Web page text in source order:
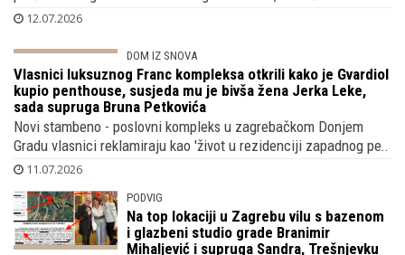
vodi Siniša Krajač, kojeg Uskok izviđa
Novinar 24sata Ivica Pandžić tvrdi da bi Uskok uskoro mogao
proširiti istragu u aferi Hrvatskog ski saveza, a među no..
12.07.2026
DOM IZ SNOVA
Vlasnici luksuznog Franc kompleksa otkrili kako je Gvardiol
kupio penthouse, susjeda mu je bivša žena Jerka Leke,
sada supruga Bruna Petkovića
Novi stambeno - poslovni kompleks u zagrebačkom Donjem
Gradu vlasnici reklamiraju kao 'život u rezidenciji zapadnog pe..
11.07.2026
PODVIG